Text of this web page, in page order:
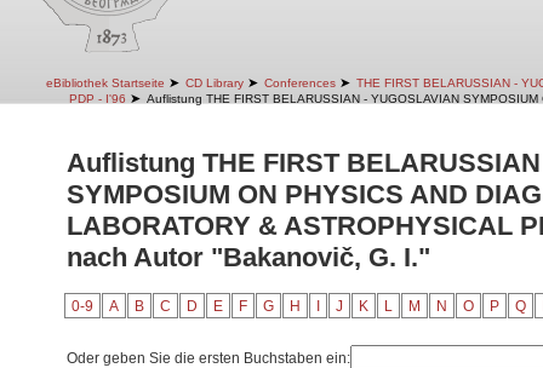
eBibliothek Startseite ➤ CD Library ➤ Conferences ➤ THE FIRST BELARUSSIAN -
PDP - I'96 ➤ Auflistung THE FIRST BELARUSSIAN - YUGOSLAVIAN
Auflistung THE FIRST
SYMPOSIUM ON PHYSICS AND
LABORATORY & ASTROPHYSICAL
nach Autor "Bakanovič, G. I."
0-9 A B C D E F G H J K L M N O P Q
Oder geben Sie die ersten Buchstaben ein: